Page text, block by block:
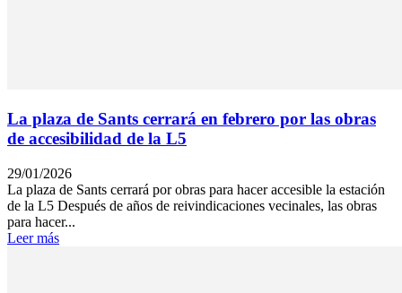
La plaza de Sants cerrará en febrero por las obras
de accesibilidad de la L5
29/01/2026
La plaza de Sants cerrará por obras para hacer accesible la estación
de la L5 Después de años de reivindicaciones vecinales, las obras
para hacer...
Leer más